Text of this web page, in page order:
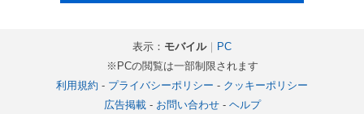
表示： モバイル｜ PC
※PCの閲覧は一部制限されます
利用規約 - プライバシーポリシー - クッキーポリシー
広告掲載- お問い合わせ- ヘルプ